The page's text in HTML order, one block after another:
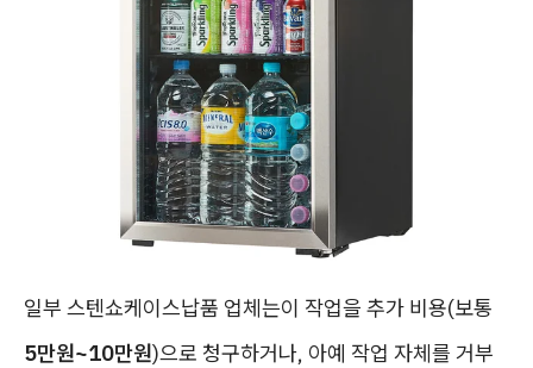
일부 스텐쇼케이스납품 업체는이 작업을 추가 비용(보통
5만원~10만원)으로 청구하거나, 아예 작업 자체를 거부